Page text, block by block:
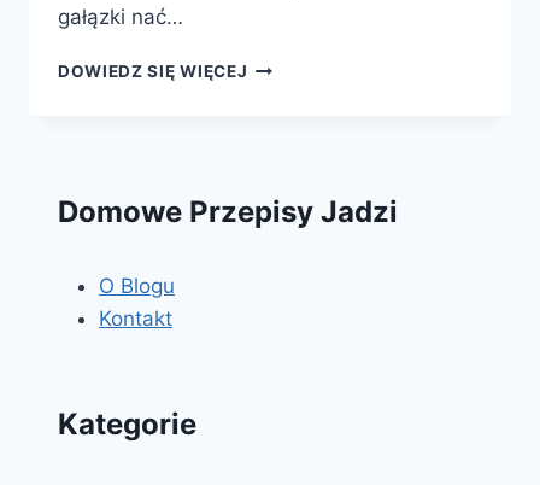
gałązki nać…
DOWIEDZ SIĘ WIĘCEJ ROSÓŁ
Domowe Przepisy Jadzi
O Blogu
Kontakt
Kategorie